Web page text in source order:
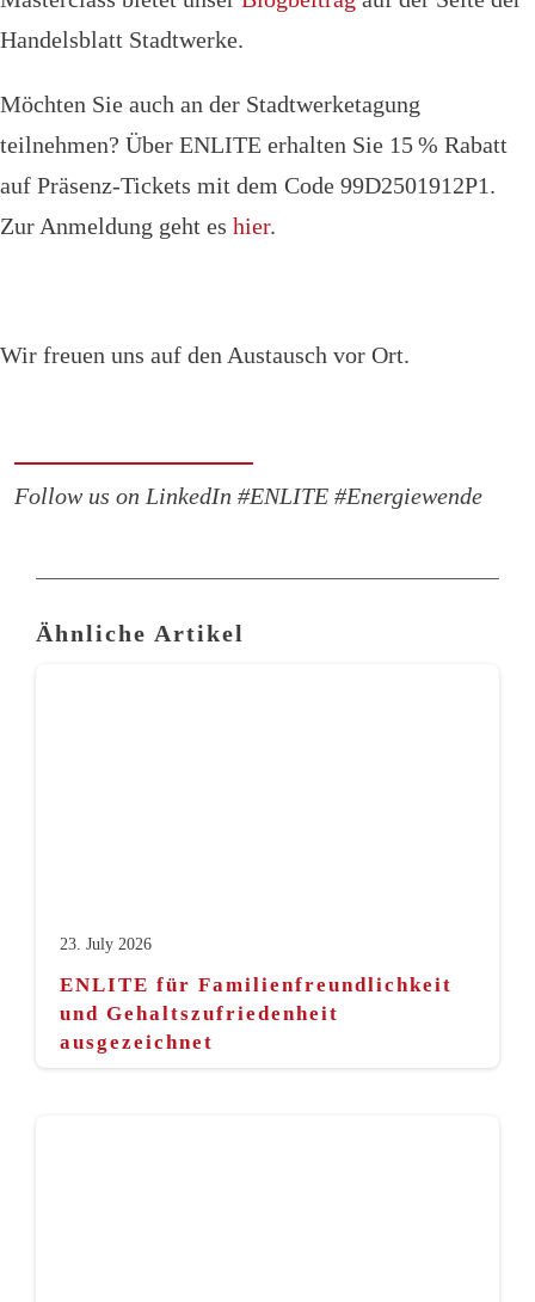
Handelsblatt Stadtwerke.
Möchten Sie auch an der Stadtwerketagung
teilnehmen? Über ENLITE erhalten Sie 15 % Rabatt
auf Präsenz-Tickets mit dem Code 99D2501912P1.
Zur Anmeldung geht es hier.
Wir freuen uns auf den Austausch vor Ort.
Follow us on LinkedIn #ENLITE #Energiewende
Ähnliche Artikel
23. July 2026
ENLITE für Familienfreundlichkeit
und Gehaltszufriedenheit
ausgezeichnet